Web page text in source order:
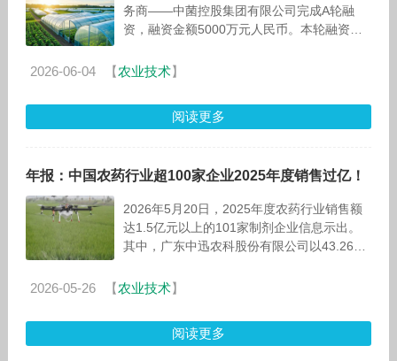
务商——中菌控股集团有限公司完成A轮融
资，融资金额5000万元人民币。本轮融资资
豆蛋白肥两条10万吨生产线扩建、微生物
2026-06-04 【农业技术】
阅读更多
年报：中国农药行业超100家企业2025年度销售过亿！
2026年5月20日，2025年度农药行业销售额
达1.5亿元以上的101家制剂企业信息示出。
其中，广东中迅农科股份有限公司以43.26亿
2026-05-26 【农业技术】
阅读更多